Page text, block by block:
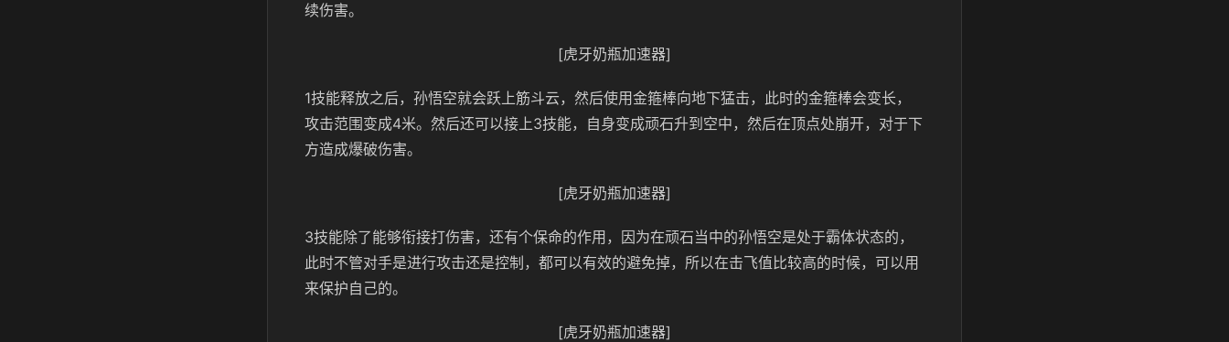
续伤害。
[虎牙奶瓶加速器]
1技能释放之后，孙悟空就会跃上筋斗云，然后使用金箍棒向地下猛击，此时的金箍棒会变长，
攻击范围变成4米。然后还可以接上3技能，自身变成顽石升到空中，然后在顶点处崩开，对于下
方造成爆破伤害。
[虎牙奶瓶加速器]
3技能除了能够衔接打伤害，还有个保命的作用，因为在顽石当中的孙悟空是处于霸体状态的，
此时不管对手是进行攻击还是控制，都可以有效的避免掉，所以在击飞值比较高的时候，可以用
来保护自己的。
[虎牙奶瓶加速器]